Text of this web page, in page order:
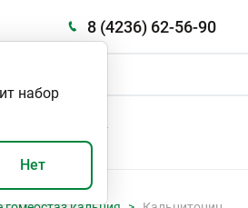
8 (4236) 62-56-90
набор
Нет